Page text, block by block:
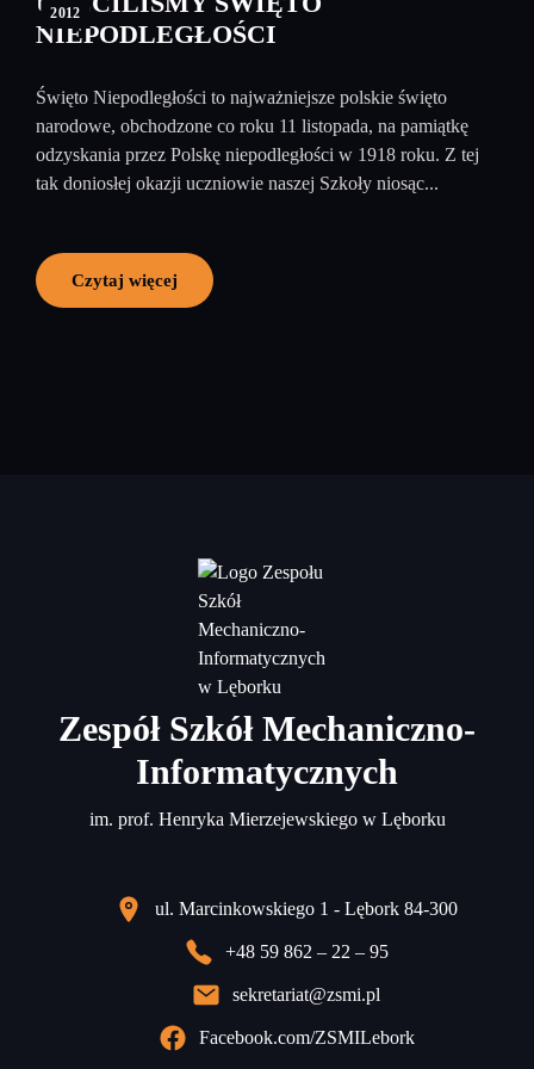
2012
NIEPODLEGŁOŚCI
Święto Niepodległości to najważniejsze polskie święto
narodowe, obchodzone co roku 11 listopada, na pamiątkę
odzyskania przez Polskę niepodległości w 1918 roku. Z tej
tak doniosłej okazji uczniowie naszej Szkoły niosąc...
Czytaj więcej
Zespół Szkół Mechaniczno-
Informatycznych
im. prof. Henryka Mierzejewskiego w Lęborku
ul. Marcinkowskiego 1 - Lębork 84-300
+48 59 862 – 22 – 95
sekretariat@zsmi.pl
Facebook.com/ZSMILebork